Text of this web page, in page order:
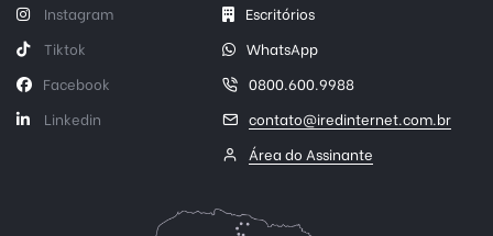
Instagram
Tiktok
Facebook
Linkedin
Escritórios
WhatsApp
0800.600.9988
contato@iredinternet.com.br
Área do Assinante